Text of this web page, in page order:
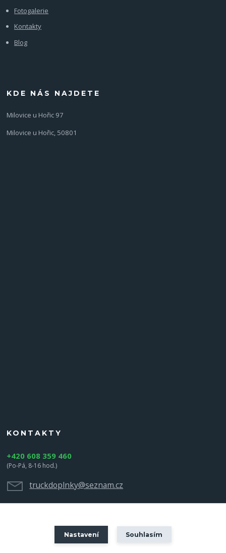
Fotogalerie
Kontakty
Blog
KDE NÁS NAJDETE
Milovice u Hořic 97
Milovice u Hořic, 50801
KONTAKTY
+420 608 359 460
(Po-Pá, 8-16 hod.)
truckdoplnky@seznam.cz
Nastavení Souhlasím